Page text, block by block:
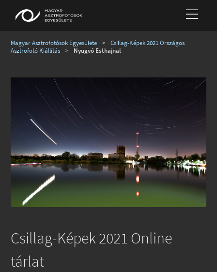
Magyar Asztrofotósok Egyesülete >
Csillag-Képek 2021 Országos
Asztrofotó Kiállítás
> Nyugvó Esthajnal
Csillag-Képek 2021 Online
tárlat